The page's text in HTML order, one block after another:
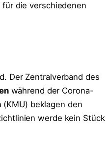
für die verschiedenen
Der Zentralverband des
während der Corona-
beklagen den
werde kein Stück